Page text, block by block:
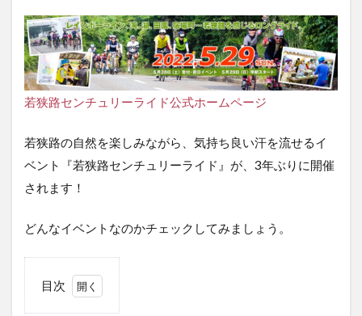
若狭路センチュリーライド公式ホームページ
若狭路の自然を楽しみながら、気持ち良い汗を流せるイ
ベント『若狭路センチュリーライド』が、3年ぶりに開催
されます！
どんなイベントなのかチェックしてみましょう。
目次